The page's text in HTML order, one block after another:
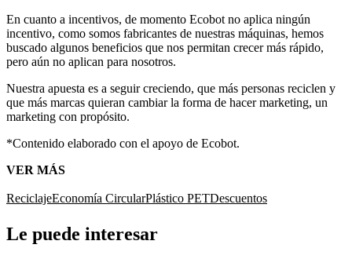
En cuanto a incentivos, de momento Ecobot no aplica ningún
incentivo, como somos fabricantes de nuestras máquinas, hemos
buscado algunos beneficios que nos permitan crecer más rápido,
pero aún no aplican para nosotros.
Nuestra apuesta es a seguir creciendo, que más personas reciclen y
que más marcas quieran cambiar la forma de hacer marketing, un
marketing con propósito.
*Contenido elaborado con el apoyo de Ecobot.
VER MÁS
ReciclajeEconomía CircularPlástico PETDescuentos
Le puede interesar